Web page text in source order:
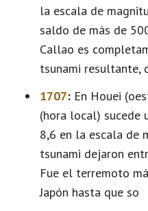
la escala de
saldo de más de
Callao es
tsunami resultante,
1707: En Houei
(hora local) sucede
8,6 en la escala de
tsunami dejaron
Fue el terremoto
Japón hasta que so